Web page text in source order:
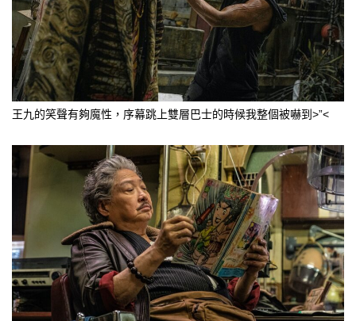
王九的笑聲有夠魔性，序幕跳上雙層巴士的時候我整個被嚇到>”<